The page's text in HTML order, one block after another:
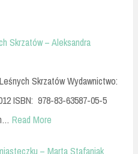
Skrzatów – Aleksandra
Skrzatów Wydawnictwo:
ISBN: 978-83-63587-05-5
Read More
– Marta Stafaniak